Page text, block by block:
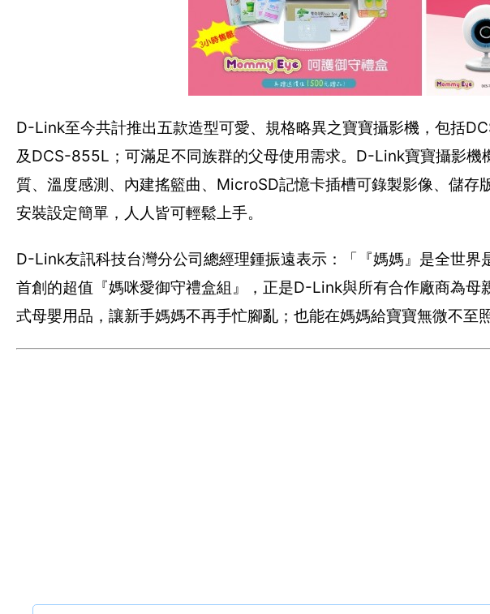
D-Link至今共計推出五款造型可愛、規格略異之寶寶攝影機，包括
及DCS-855L；可滿足不同族群的父母使用需求。D-Link寶寶攝影機
質、溫度感測、內建搖籃曲、MicroSD記憶卡插槽可錄製影像、儲存
安裝設定簡單，人人皆可輕鬆上手。
D-Link友訊科技台灣分公司總經理鍾振遠表示：「『媽媽』是全世
首創的超值『媽咪愛御守禮盒組』，正是D-Link與所有合作廠商為
式母嬰用品，讓新手媽媽不再手忙腳亂；也能在媽媽給寶寶無微不至